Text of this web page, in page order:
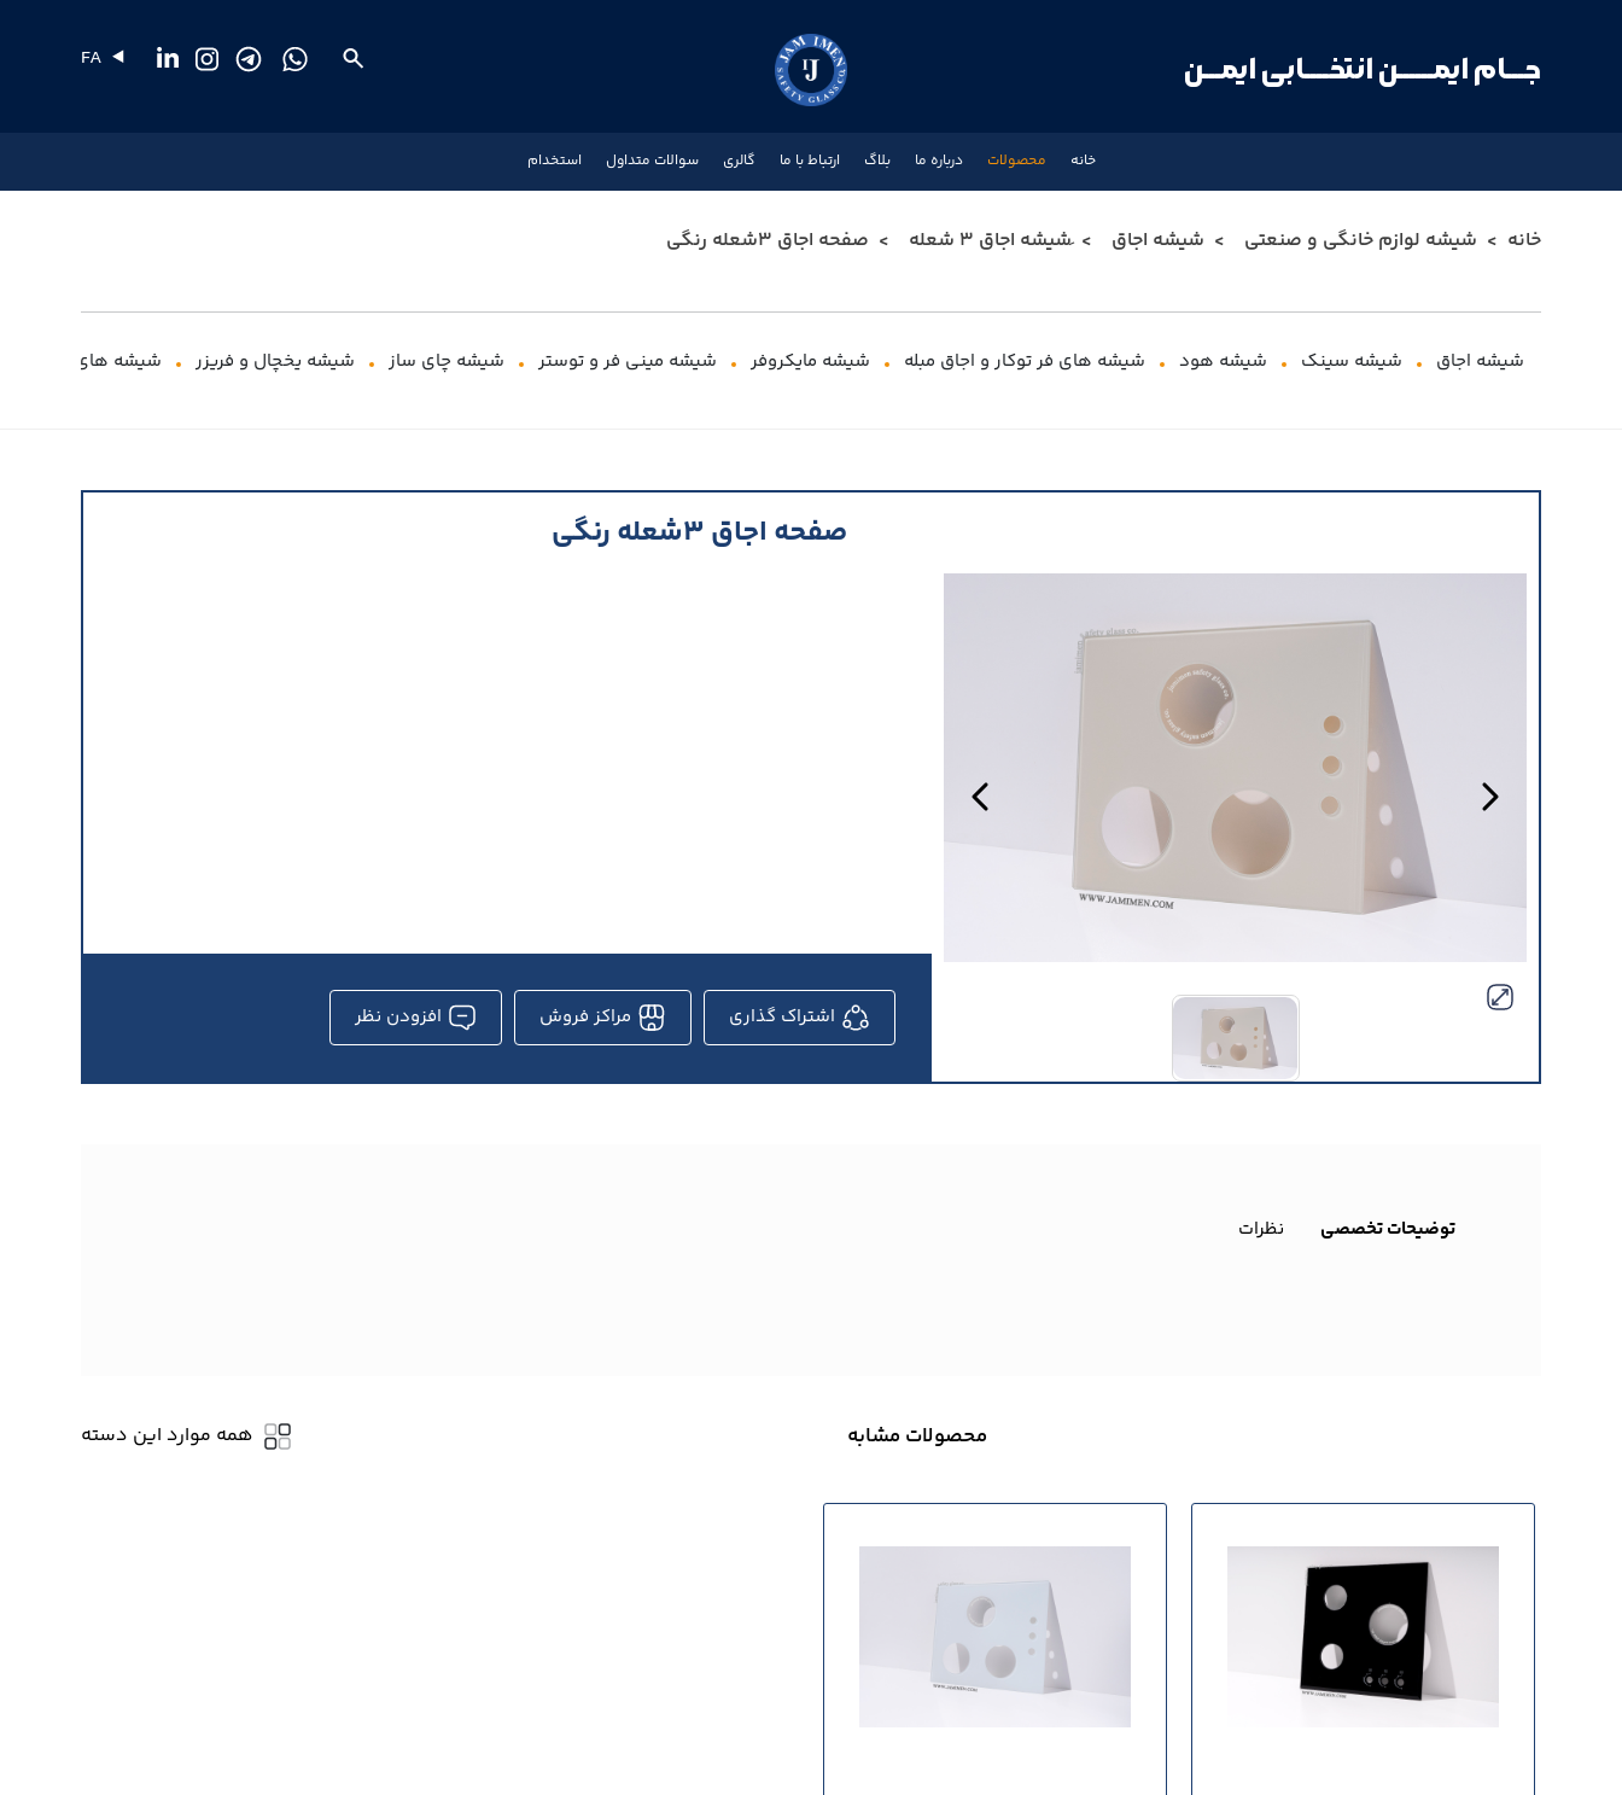
جـــام ایمــــــن انتخــــابی ایمـــن FA
خانه محصولات درباره ما بلاگ ارتباط با ما گالری سوالات متداول استخدام
خانه شیشه لوازم خانگی و صنعتی شیشه اجاق َشیشه اجاق 3 شعله صفحه اجاق 3شعله رنگی
شیشه اجاق شیشه سینک شیشه هود شیشه های فر توکار و اجاق مبله شیشه مایکروفر شیشه مینی فر و توستر شیشه چای ساز شیشه یخچال و فریزر شیشه های گرمایشی
صفحه اجاق 3شعله رنگی
اشتراک گذاری مراکز فروش افزودن نظر
توضیحات تخصصی نظرات
محصولات مشابه همه موارد این دسته